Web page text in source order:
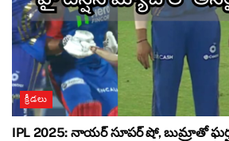
క్రీడలు
IPL 2025: నాయర్ సూపర్ షో, బుమ్రాతో